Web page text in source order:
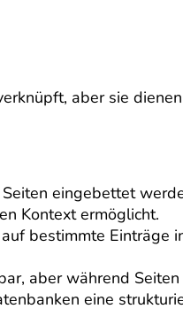
aber sie
eingebettet
Kontext ermöglicht.
bestimmte Einträge
aber während
eine